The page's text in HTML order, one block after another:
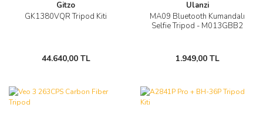
Gitzo
GK1380VQR Tripod Kiti
44.640,00 TL
Ulanzi
MA09 Bluetooth Kumandalı
Selfie Tripod - M013GBB2
1.949,00 TL